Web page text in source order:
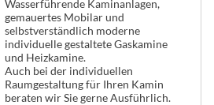
Wasserführende Kaminanlagen,
gemauertes Mobilar und
selbstverständlich moderne
individuelle gestaltete Gaskamine
und Heizkamine.
Auch bei der individuellen
Raumgestaltung für Ihren Kamin
beraten wir Sie gerne Ausführlich.